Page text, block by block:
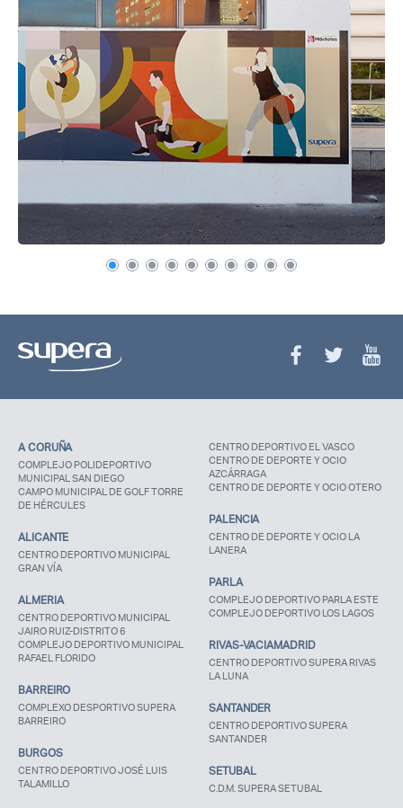
Recuerda mis claves
¿Olvidaste tu
contraseña?
A CORUÑA
COMPLEJO POLIDEPORTIVO
MUNICIPAL SAN DIEGO
CAMPO MUNICIPAL DE GOLF TORRE
DE HÉRCULES
ALICANTE
CENTRO DEPORTIVO MUNICIPAL
GRAN VÍA
ALMERIA
CENTRO DEPORTIVO MUNICIPAL
JAIRO RUIZ-DISTRITO 6
COMPLEJO DEPORTIVO MUNICIPAL
RAFAEL FLORIDO
BARREIRO
COMPLEXO DESPORTIVO SUPERA
BARREIRO
BURGOS
CENTRO DEPORTIVO JOSÉ LUIS
TALAMILLO
CENTRO DEPORTIVO EL VASCO
CENTRO DE DEPORTE Y OCIO
AZCÁRRAGA
CENTRO DE DEPORTE Y OCIO OTERO
PALENCIA
CENTRO DE DEPORTE Y OCIO LA
LANERA
PARLA
COMPLEJO DEPORTIVO PARLA ESTE
COMPLEJO DEPORTIVO LOS LAGOS
RIVAS-VACIAMADRID
CENTRO DEPORTIVO SUPERA RIVAS
LA LUNA
SANTANDER
CENTRO DEPORTIVO SUPERA
SANTANDER
SETUBAL
C.D.M. SUPERA SETUBAL